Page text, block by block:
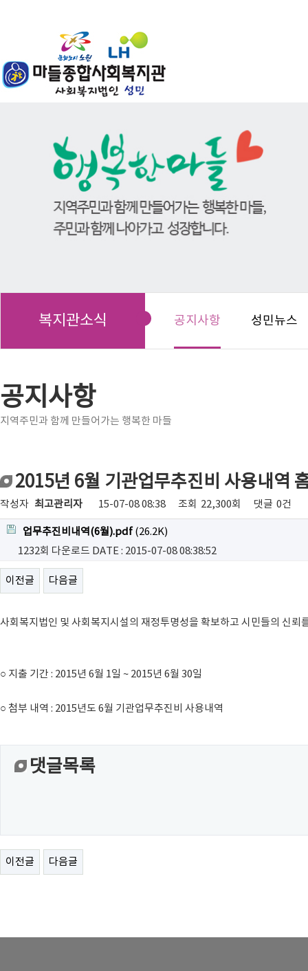
복지관소식 공지사항 성민뉴스
공지사항
지역주민과 함께 만들어가는 행복한 마들
2015년 6월 기관업무추진비 사용내역
작성자 최고관리자 15-07-08 08:38 조회 22,300회 댓글 0건
업무추진비내역(6월).pdf (26.2K)
1232회 다운로드 DATE : 2015-07-08 08:38:52
이전글 다음글
사회복지법인 및 사회복지시설의 재정투명성을 확보하고 시민들의 신
○ 지출 기간 : 2015년 6월 1일 ~ 2015년 6월 30일
○ 첨부 내역 : 2015년도 6월 기관업무추진비 사용내역
댓글목록
이전글 다음글